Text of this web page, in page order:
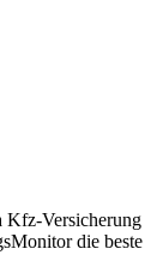
Kfz-Versicherung
die beste